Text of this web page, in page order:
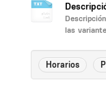
las
Horarios